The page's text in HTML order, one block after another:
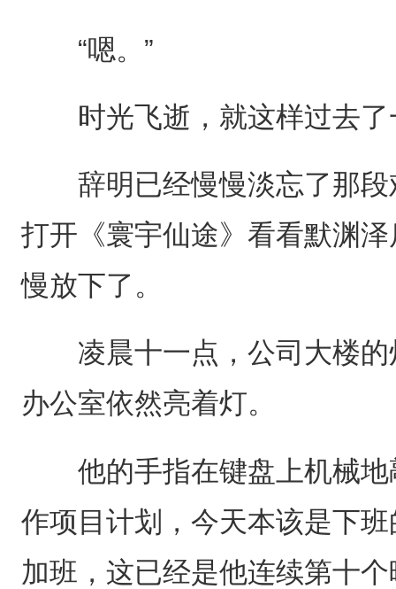
“嗯。”
时光飞逝，就这样过去
辞明已经慢慢淡忘了那段
打开《寰宇仙途》看看默渊
慢放下了。
凌晨十一点，公司大楼的
办公室依然亮着灯。
他的手指在键盘上机械地
作项目计划，今天本该是下
加班，这已经是他连续第十